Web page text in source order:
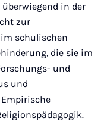
in der
zur
schulischen
die sie im
und
und